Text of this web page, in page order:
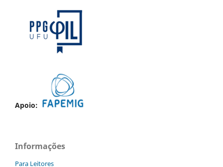
Apoio:
Informações
Para Leitores